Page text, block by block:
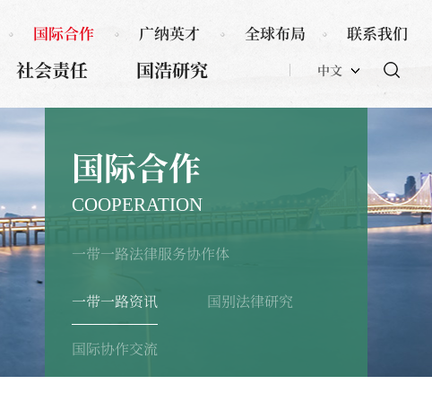
社会责任 国浩研究 中文
国际合作 广纳英才 全球布局 联系我们
国际合作
COOPERATION
一带一路法律服务协作体
一带一路资讯 国别法律研究
国际协作交流